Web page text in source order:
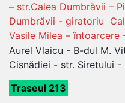
– str.Calea Dumbrăvii –
Dumbrăvii - giratoriu
Vasile Milea – întoarcere
Aurel Vlaicu - B-dul M.
Cisnădiei - str. Siretului -
Traseul 213